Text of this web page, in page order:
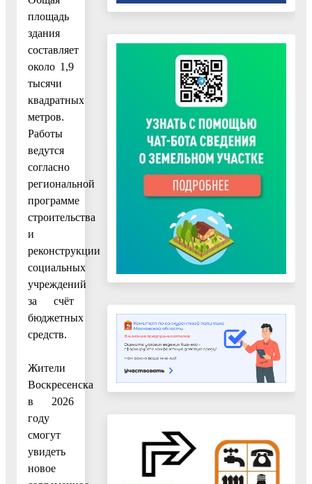
площадь
здания
составляет
около 1,9
тысячи
квадратных
метров.
Работы
ведутся
согласно
региональной
программе
строительства
и
реконструкции
социальных
учреждений
за счёт
бюджетных
средств.
Жители
Воскресенска
в 2026
году
смогут
увидеть
новое